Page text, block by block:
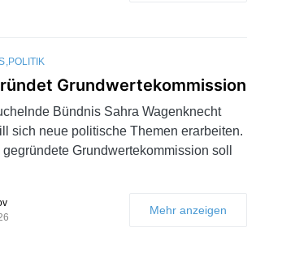
POLITIK
Grundwertekommission
Bündnis Sahra Wagenknecht
sich neue politische Themen erarbeiten.
Grundwertekommission soll
Mehr anzeigen